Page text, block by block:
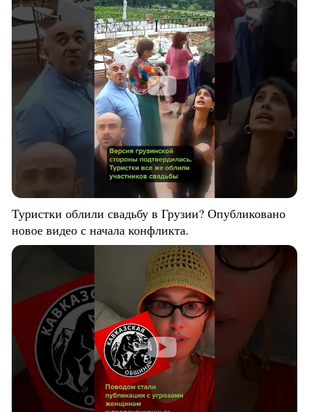
Туристки облили свадьбу в Грузии? Опубликовано
новое видео с начала конфликта.